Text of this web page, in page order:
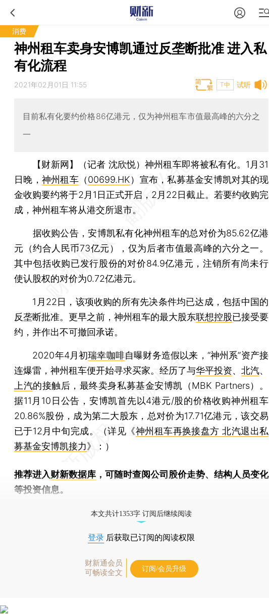
消费
神州租车卖身安博凯通过反垄断批准 进入私
有化流程
试听
2021年02月01日 11:55 T中
目前私有化要约价格86亿港元，仅为神州租车市值最高峰的六分之
一
【财新网】（记者 沈欣悦）神州租车即将被私有化。1月31
日晚， 神州租车（00699.HK）宣布，私募基金安博凯对其的现
金收购要约将于2月1日正式开启，2月22日截止。若要约收购完
成，神州租车将从港交所退市。
据收购公告，安博凯私有化神州租车的总对价为85.62亿港
元（约合人民币73亿元），仅为后者市值最高峰的六分之一。
其中包括收购已发行股份的对价84.9亿港元，注销所有尚未行
使认股权的对价为0.72亿港元。
1月22日，该项收购的所有先决条件均已达成，包括中国的
反垄断批准。更早之前，神州租车的最大股东联想控股已接受要
约，并作出不可撤回承诺。
2020年4月初瑞幸咖啡自曝财务造假以来，“神州系”资产接
连爆雷，神州租车便开始寻求买家。经历了与华平投资、 北汽、
上汽的接触后，最终卖身私募基金安博凯（MBK Partners）。
据11月10日公告，安博凯首先以4港元/股的价格收购神州租车
20.86%股份，成为第二大股东，总对价为17.71亿港元，该交易
已于12月中旬完成。（详见《神州租车再换接盘方 北汽退出私
募基金安博凯接力》：）
推荐进入财新数据库 ，可随时查阅公司股价走势、结构人员变化
等投资信息。
本文共计1353字 订阅后继续阅读
登录 后获取已订阅的阅读权限
财新通会员
可畅读全文
订阅/会员升级